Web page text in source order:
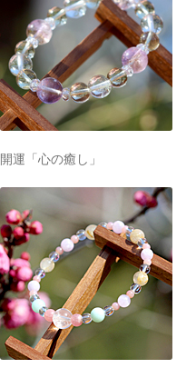
開運「心の癒し」